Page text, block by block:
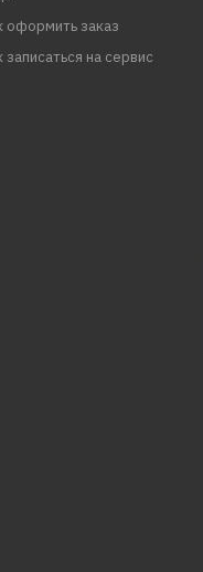
оформить заказ
записаться на сервис